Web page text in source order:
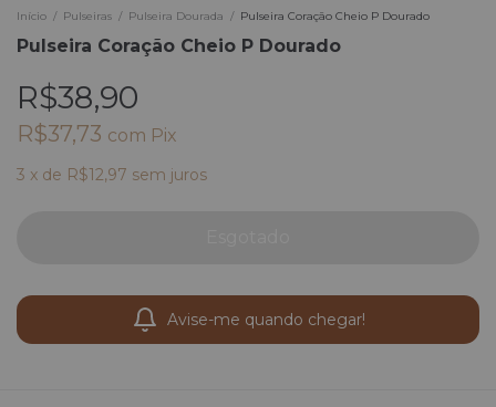
Início / Pulseiras / Pulseira Dourada / Pulseira Coração Cheio P Dourado
Pulseira Coração Cheio P Dourado
R$38,90
R$37,73 com Pix
3 x de R$12,97 sem juros
Avise-me quando chegar!